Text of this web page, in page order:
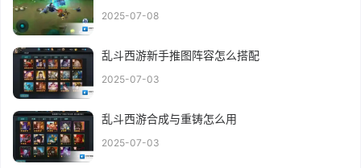
2025-07-08
乱斗西游新手推图阵容怎么搭配
2025-07-03
乱斗西游合成与重铸怎么用
2025-07-03